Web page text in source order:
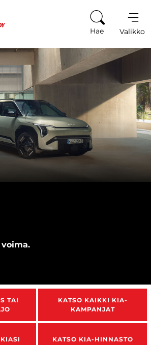
Hae Valikko
TAI
KATSO KAIKKI KIA-
KAMPANJAT
KATSO KIA-HINNASTO